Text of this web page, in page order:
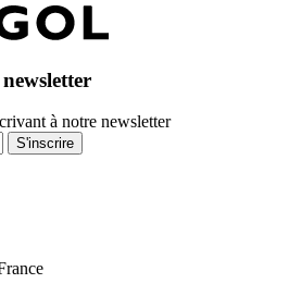
à notre newsletter
S'inscrire